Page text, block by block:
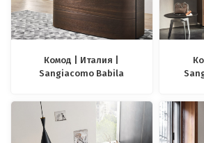
Комод | Италия |
Sangiacomo Babila